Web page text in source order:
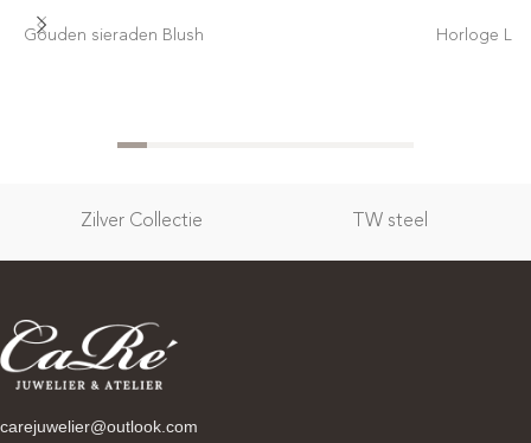
Gouden sieraden Blush Horloge
Zilver Collectie TW steel
carejuwelier@outlook.com